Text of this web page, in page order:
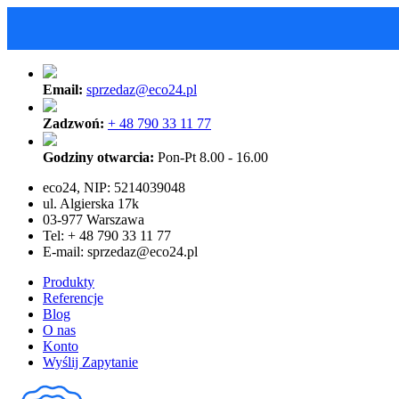
Email: sprzedaz@eco24.pl
Zadzwoń: + 48 790 33 11 77
Godziny otwarcia: Pon-Pt 8.00 - 16.00
eco24, NIP: 5214039048
ul. Algierska 17k
03-977 Warszawa
Tel: + 48 790 33 11 77
E-mail: sprzedaz@eco24.pl
Produkty
Referencje
Blog
O nas
Konto
Wyślij Zapytanie